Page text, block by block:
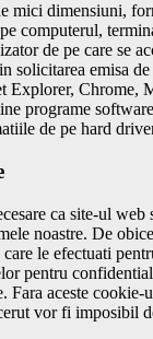
mici dimensiuni,
computerul,
de pe care se
solicitarea emisa
Explorer, Chrome,
programe
de pe hard
ca site-ul web
noastre. De
le efectuati
pentru
Fara aceste cookie-
vor fi imposibil